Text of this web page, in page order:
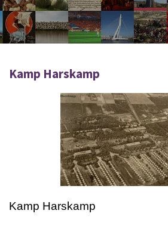
Kamp Harskamp
Kamp Harskamp